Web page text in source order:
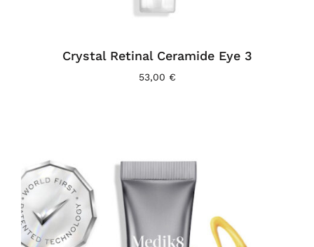
Crystal Retinal Ceramide Eye 3
53,00 €